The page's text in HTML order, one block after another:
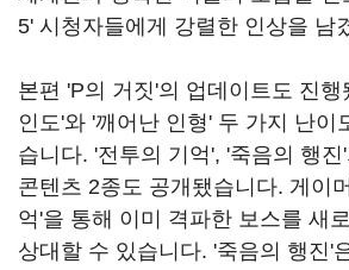
5' 시청자들에게 강렬한 인상을 남
본편 'P의 거짓'의 업데이트도 진행
인도'와 '깨어난 인형' 두 가지 난이
습니다. '전투의 기억', '죽음의 행
콘텐츠 2종도 공개됐습니다. 게이
억'을 통해 이미 격파한 보스를 새
상대할 수 있습니다. '죽음의 행진'